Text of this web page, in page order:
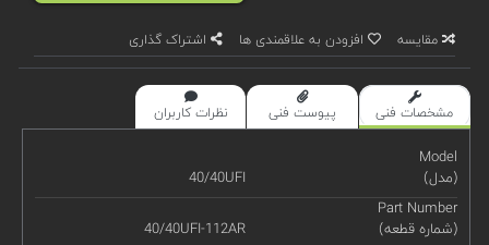
مقایسه افزودن به علاقمندی ها اشتراک گذاری
مشخصات فنی پیوست فنی نظرات کاربران
Model
(مدل)
40/40UFI
Part Number
(شماره قطعه)
40/40UFI-112AR